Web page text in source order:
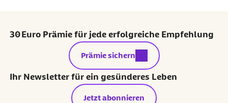
30 Euro Prämie für jede erfolgreiche Empfehlung
externer Link:
Prämie sichern
Ihr Newsletter für ein gesünderes Leben
Jetzt abonnieren